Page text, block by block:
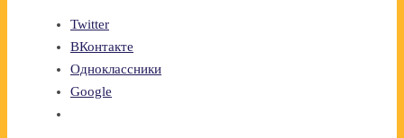
Twitter
ВКонтакте
Одноклассники
Google